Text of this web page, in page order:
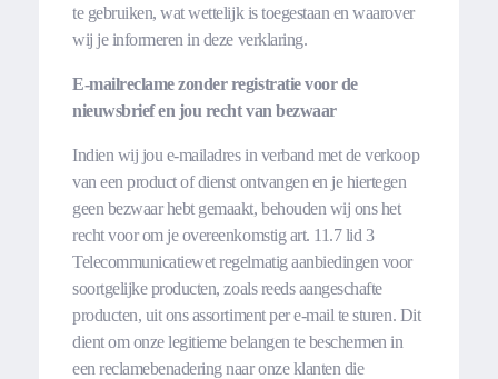
te gebruiken, wat wettelijk is toegestaan en waarover
wij je informeren in deze verklaring.
E-mailreclame zonder registratie voor de
nieuwsbrief en jou recht van bezwaar
Indien wij jou e-mailadres in verband met de verkoop
van een product of dienst ontvangen en je hiertegen
geen bezwaar hebt gemaakt, behouden wij ons het
recht voor om je overeenkomstig art. 11.7 lid 3
Telecommunicatiewet regelmatig aanbiedingen voor
soortgelijke producten, zoals reeds aangeschafte
producten, uit ons assortiment per e-mail te sturen. Dit
dient om onze legitieme belangen te beschermen in
een reclamebenadering naar onze klanten die